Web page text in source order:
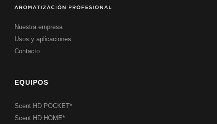
Nuestra empresa
Usos y aplicaciones
Contacto
EQUIPOS
Scent HD POCKET*
Scent HD HOME*